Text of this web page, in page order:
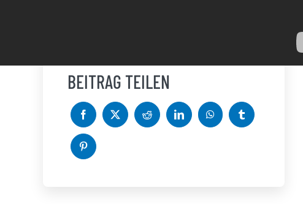
BEITRAG TEILEN